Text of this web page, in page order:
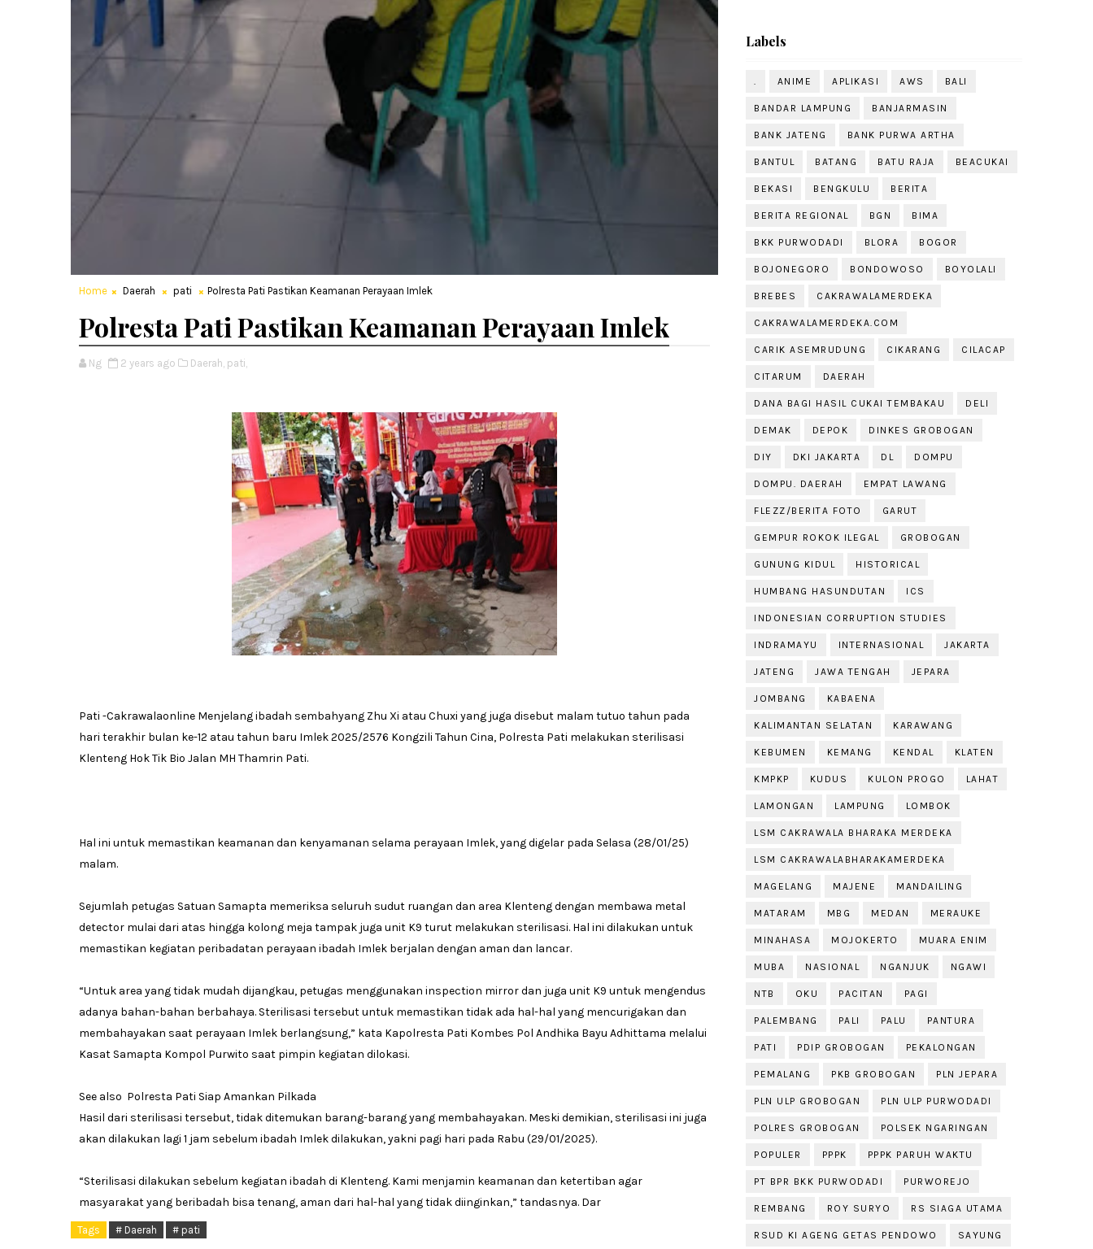
Home Daerah pati Polresta Pati Pastikan Keamanan Perayaan Imlek
Polresta Pati Pastikan Keamanan Perayaan Imlek
Ng 2 years ago Daerah, pati,
Pati -Cakrawalaonline Menjelang ibadah sembahyang Zhu Xi atau Chuxi yang juga disebut malam tutuo tahun pada
hari terakhir bulan ke-12 atau tahun baru Imlek 2025/2576 Kongzili Tahun Cina, Polresta Pati melakukan sterilisasi
Klenteng Hok Tik Bio Jalan MH Thamrin Pati.
Hal ini untuk memastikan keamanan dan kenyamanan selama perayaan Imlek, yang digelar pada Selasa (28/01/25)
malam.
Sejumlah petugas Satuan Samapta memeriksa seluruh sudut ruangan dan area Klenteng dengan membawa metal
detector mulai dari atas hingga kolong meja tampak juga unit K9 turut melakukan sterilisasi. Hal ini dilakukan untuk
memastikan kegiatan peribadatan perayaan ibadah Imlek berjalan dengan aman dan lancar.
“Untuk area yang tidak mudah dijangkau, petugas menggunakan inspection mirror dan juga unit K9 untuk mengendus
adanya bahan-bahan berbahaya. Sterilisasi tersebut untuk memastikan tidak ada hal-hal yang mencurigakan dan
membahayakan saat perayaan Imlek berlangsung,” kata Kapolresta Pati Kombes Pol Andhika Bayu Adhittama melalui
Kasat Samapta Kompol Purwito saat pimpin kegiatan dilokasi.
See also Polresta Pati Siap Amankan Pilkada
Hasil dari sterilisasi tersebut, tidak ditemukan barang-barang yang membahayakan. Meski demikian, sterilisasi ini juga
akan dilakukan lagi 1 jam sebelum ibadah Imlek dilakukan, yakni pagi hari pada Rabu (29/01/2025).
“Sterilisasi dilakukan sebelum kegiatan ibadah di Klenteng. Kami menjamin keamanan dan ketertiban agar
masyarakat yang beribadah bisa tenang, aman dari hal-hal yang tidak diinginkan,” tandasnya. Dar
Tags # Daerah # pati
Labels
. ANIME APLIKASI AWS BALI
BANDAR LAMPUNG BANJARMASIN
BANK JATENG BANK PURWA ARTHA
BANTUL BATANG BATU RAJA BEACUKAI
BEKASI BENGKULU BERITA
BERITA REGIONAL BGN BIMA
BKK PURWODADI BLORA BOGOR
BOJONEGORO BONDOWOSO BOYOLALI
BREBES CAKRAWALAMERDEKA
CAKRAWALAMERDEKA.COM
CARIK ASEMRUDUNG CIKARANG CILACAP
CITARUM DAERAH
DANA BAGI HASIL CUKAI TEMBAKAU DELI
DEMAK DEPOK DINKES GROBOGAN
DIY DKI JAKARTA DL DOMPU
DOMPU. DAERAH EMPAT LAWANG
FLEZZ/BERITA FOTO GARUT
GEMPUR ROKOK ILEGAL GROBOGAN
GUNUNG KIDUL HISTORICAL
HUMBANG HASUNDUTAN ICS
INDONESIAN CORRUPTION STUDIES
INDRAMAYU INTERNASIONAL JAKARTA
JATENG JAWA TENGAH JEPARA
JOMBANG KABAENA
KALIMANTAN SELATAN KARAWANG
KEBUMEN KEMANG KENDAL KLATEN
KMPKP KUDUS KULON PROGO LAHAT
LAMONGAN LAMPUNG LOMBOK
LSM CAKRAWALA BHARAKA MERDEKA
LSM CAKRAWALABHARAKAMERDEKA
MAGELANG MAJENE MANDAILING
MATARAM MBG MEDAN MERAUKE
MINAHASA MOJOKERTO MUARA ENIM
MUBA NASIONAL NGANJUK NGAWI
NTB OKU PACITAN PAGI
PALEMBANG PALI PALU PANTURA
PATI PDIP GROBOGAN PEKALONGAN
PEMALANG PKB GROBOGAN PLN JEPARA
PLN ULP GROBOGAN PLN ULP PURWODADI
POLRES GROBOGAN POLSEK NGARINGAN
POPULER PPPK PPPK PARUH WAKTU
PT BPR BKK PURWODADI PURWOREJO
REMBANG ROY SURYO RS SIAGA UTAMA
RSUD KI AGENG GETAS PENDOWO SAYUNG